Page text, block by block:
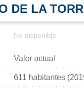
DE LA
No disponible
Valor actual
611 habitantes